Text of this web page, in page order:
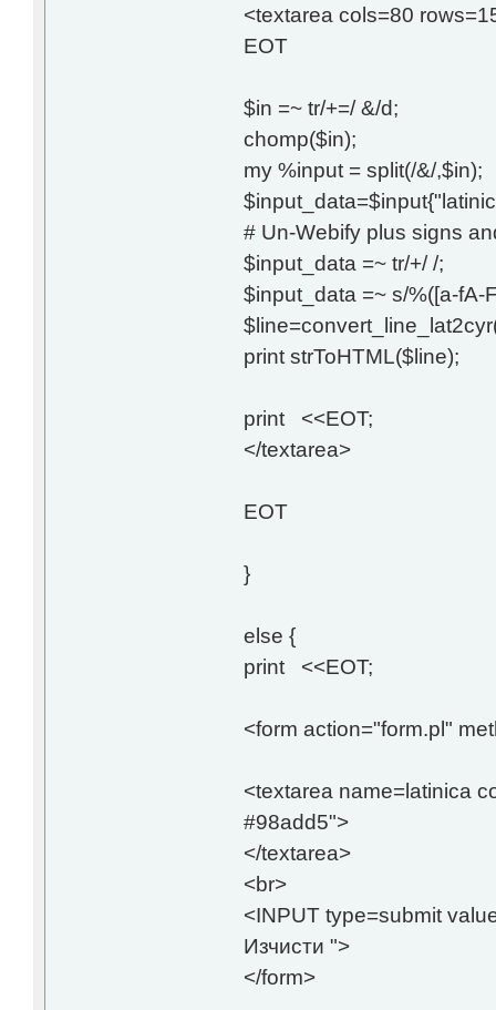
<textarea cols=80
EOT
$in =~ tr/+=/ &/d;
chomp($in);
my %input = split(/&/,$in);
# Un-Webify plus signs
$input_data =~ tr/+/ /;
$input_data =~ s/%([a-fA-
print strToHTML($line);
print <<EOT;
</textarea>
EOT
}
else {
print <<EOT;
<form action="form.pl"
<textarea name=latinica
#98add5">
</textarea>
<br>
<INPUT type=submit
Изчисти ">
</form>